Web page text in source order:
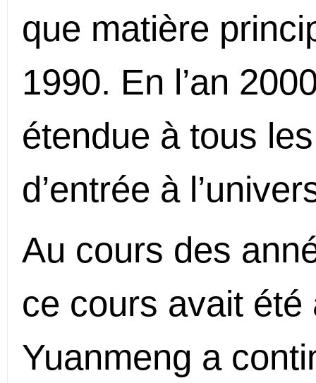
que matière
1990. En l’an
étendue à tous
d’entrée à
Au cours des
ce cours avait
Yuanmeng a